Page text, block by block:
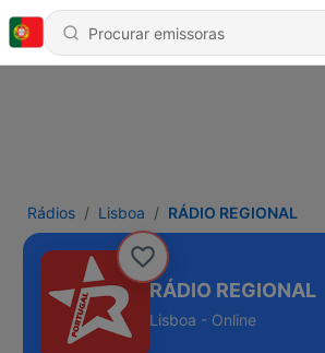
Rádios Lisboa RÁDIO REGIONAL
RÁDIO REGIONAL
Lisboa - Online